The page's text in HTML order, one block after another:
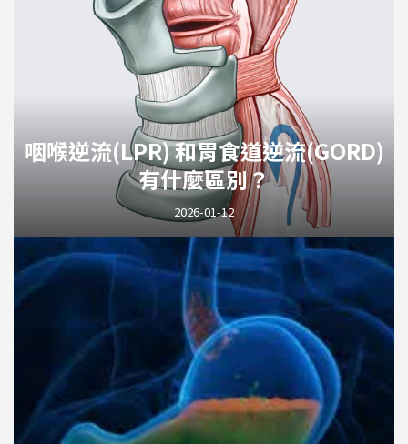
咽喉逆流(LPR) 和胃食道逆流(GORD)
有什麼區別？
2026-01-12